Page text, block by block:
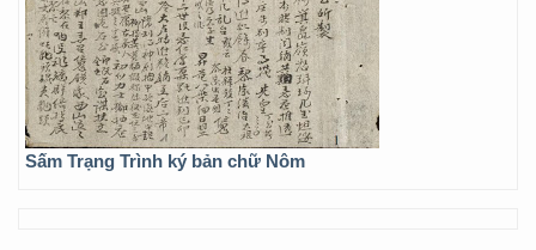
Sấm Trạng Trình ký bản chữ Nôm